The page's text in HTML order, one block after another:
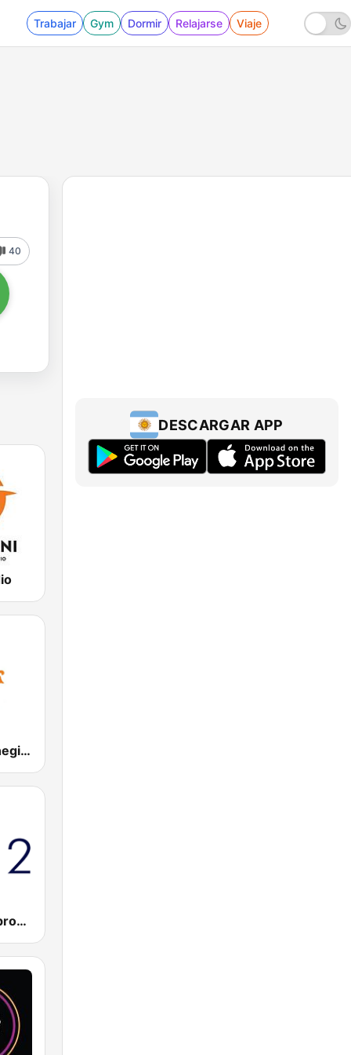
Trabajar Gym Dormir Relajarse Viaje
40
Folk Radio Kneginec
HR2 - Drugi program
DESCARGAR APP